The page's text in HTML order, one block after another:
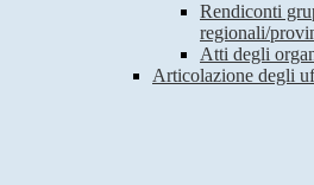
Rendiconti
regionali/
Atti degli
Articolazione degli